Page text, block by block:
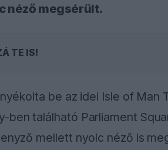
néző megsérült.
TE IS!
be az idei Isle of
ben található Parliament
mellett nyolc néző is